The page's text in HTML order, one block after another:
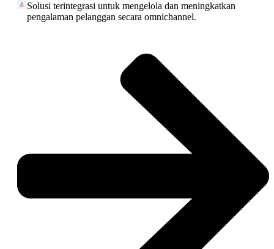
Solusi terintegrasi untuk mengelola dan meningkatkan
pengalaman pelanggan secara omnichannel.